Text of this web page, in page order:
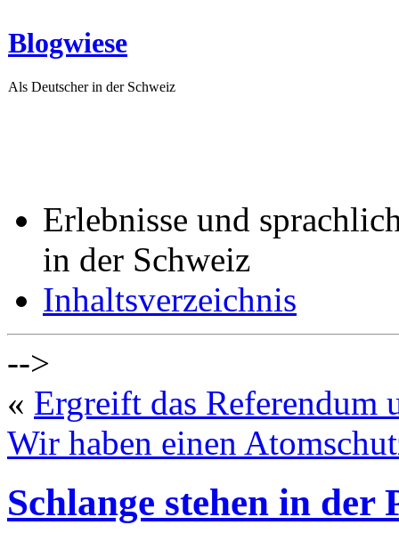
Blogwiese
Als Deutscher in der Schweiz
Erlebnisse und
in der Schweiz
Inhaltsverzeichnis
-->
« Ergreift das Referendum
Wir haben einen
Schlange stehen in der